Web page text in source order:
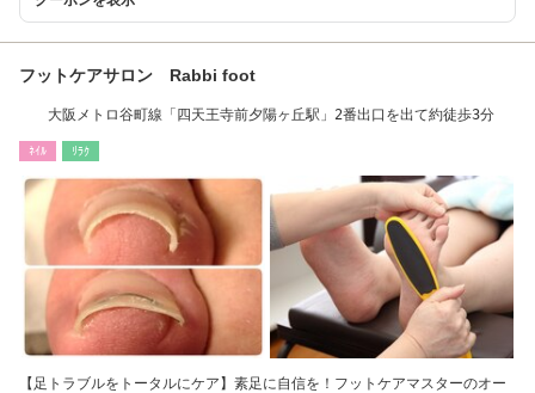
フットケアサロン Rabbi foot
大阪メトロ谷町線「四天王寺前夕陽ヶ丘駅」2番出口を出て約徒歩3分
ﾈｲﾙ ﾘﾗｸ
【足トラブルをトータルにケア】素足に自信を！フットケアマスターのオー